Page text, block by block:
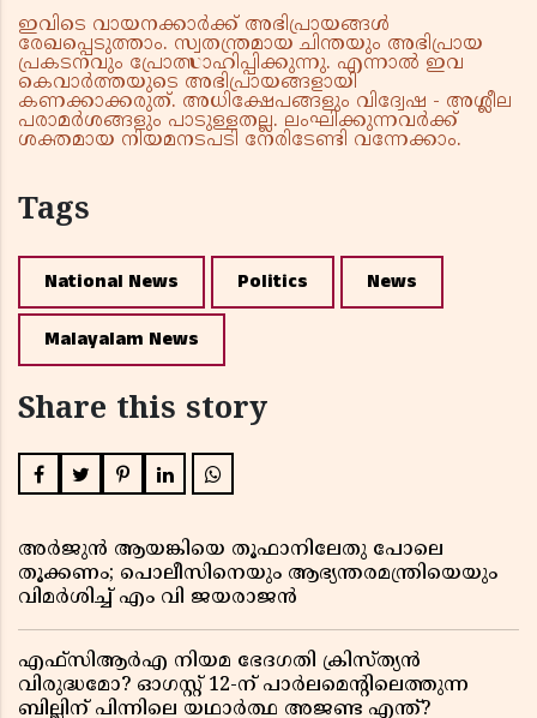
ഇവിടെ വായനക്കാർക്ക് അഭിപ്രായങ്ങൾ
രേഖപ്പെടുത്താം. സ്വതന്ത്രമായ ചിന്തയും അഭിപ്രായ
പ്രകടനവും പ്രോത്സാഹിപ്പിക്കുന്നു. എന്നാൽ ഇവ
കെവാർത്തയുടെ അഭിപ്രായങ്ങളായി
കണക്കാക്കരുത്. അധിക്ഷേപങ്ങളും വിദ്വേഷ - അശ്ലീല
പരാമർശങ്ങളും പാടുള്ളതല്ല. ലംഘിക്കുന്നവർക്ക്
ശക്തമായ നിയമനടപടി നേരിടേണ്ടി വന്നേക്കാം.
Tags
National News Politics News
Malayalam News
Share this story
അർജുൻ ആയങ്കിയെ തൂഫാനിലേതു പോലെ
തൂക്കണം; പൊലീസിനെയും ആഭ്യന്തരമന്ത്രിയെയും
വിമർശിച്ച് എം വി ജയരാജൻ
എഫ്സിആർഎ നിയമ ഭേദഗതി ക്രിസ്ത്യൻ
വിരുദ്ധമോ? ഓഗസ്റ്റ് 12-ന് പാർലമെന്റിലെത്തുന്ന
ബില്ലിന് പിന്നിലെ യഥാർത്ഥ അജണ്ട എന്ത്?